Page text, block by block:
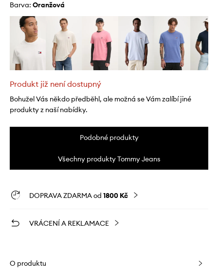
Barva: oranžová
Produkt již není dostupný
Bohužel Vás někdo předběhl, ale možná se Vám zalíbí jiné
produkty z naší nabídky.
Podobné produkty
Všechny produkty Tommy Jeans
DOPRAVA ZDARMA od 1800 Kč
VRÁCENÍ A REKLAMACE
O produktu